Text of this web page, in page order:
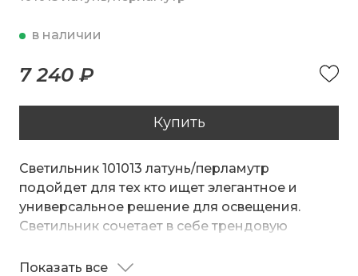
в наличии
7 240 ₽
Купить
Светильник 101013 латунь/перламутр
подойдет для тех кто ищет элегантное и
универсальное решение для освещения.
Светильник сочетает в себе трендовую
натурального перламутра. Простой монтаж
Показать все